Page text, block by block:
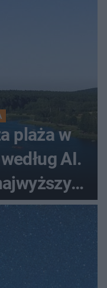
plaża w
AI.